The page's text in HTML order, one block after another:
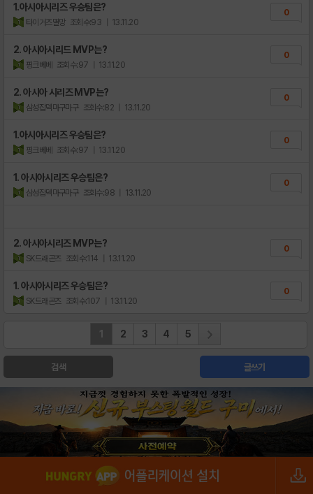
1.아시아시리즈 우승팀은?
타이거즈멸망 조회수:93 | 13.11.20
0
2. 아시아시리드 MVP는?
핑크베베 조회수:97 | 13.11.20
0
2. 아시아 시리즈 MVP는?
삼성잡덱마구마구 조회수:82 | 13.11.20
0
1.아시아시리즈 우승팀은?
핑크베베 조회수:97 | 13.11.20
0
1. 아시아시리즈 우승팀은?
삼성잡덱마구마구 조회수:98 | 13.11.20
0
2. 아시아시리즈 MVP는?
SK드래곤즈 조회수:114 | 13.11.20
0
1. 아시아시리즈 우승팀은?
SK드래곤즈 조회수:107 | 13.11.20
0
1 2 3 4 5
검색 글쓰기